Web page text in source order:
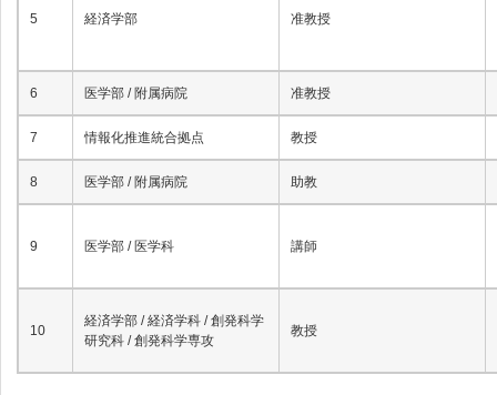
5 経済学部 准教授
6 医学部 / 附属病院 准教授
7 情報化推進統合拠点 教授
8 医学部 / 附属病院 助教
9 医学部 / 医学科 講師
10
経済学部 / 経済学科 / 創発科学
研究科 / 創発科学専攻
教授